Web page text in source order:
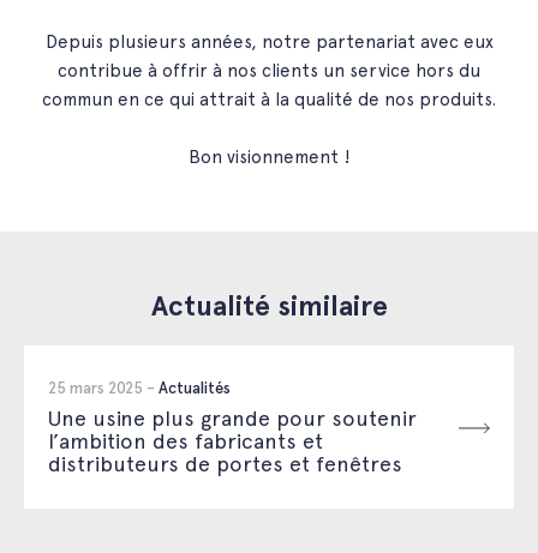
Depuis plusieurs années, notre partenariat avec eux
contribue à offrir à nos clients un service hors du
commun en ce qui attrait à la qualité de nos produits.
Bon visionnement !
Actualité similaire
25 mars 2025 - Actualités
Une usine plus grande pour soutenir
l’ambition des fabricants et
distributeurs de portes et fenêtres